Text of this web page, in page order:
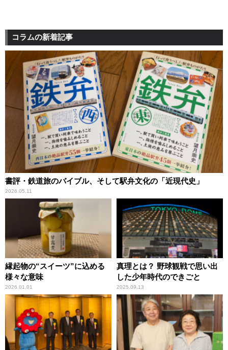
コラムの新着記事
書評・鉄道旅のバイブル、そして駅弁文化の「近現代史」
2026.05.11
縁起物の“スイーツ”に込める
様々な意味
2026.01.01
真理とは？ 野球観戦で思い出
した少年時代のできごと
2025.09.13